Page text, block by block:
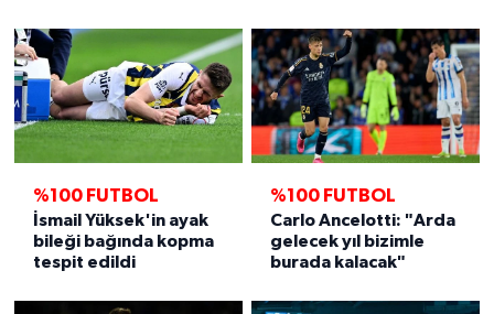
%100 FUTBOL
İsmail Yüksek'in ayak
bileği bağında kopma
tespit edildi
%100 FUTBOL
Carlo Ancelotti: "Arda
gelecek yıl bizimle
burada kalacak"